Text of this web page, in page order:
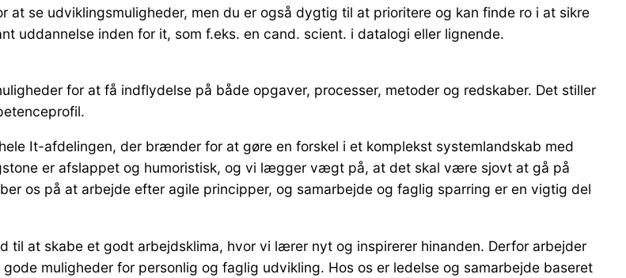
se udviklingsmuligheder, men du er også dygtig til at prioritere og kan finde ro i at sikre
uddannelse inden for it, som f.eks. en cand. scient. i datalogi eller lignende.
for at få indflydelse på både opgaver, processer, metoder og redskaber. Det stiller
It-afdelingen, der brænder for at gøre en forskel i et komplekst systemlandskab med
er afslappet og humoristisk, og vi lægger vægt på, at det skal være sjovt at gå på
os på at arbejde efter agile prin­cipper, og samarbejde og faglig sparring er en vigtig del
at skabe et godt arbejdsklima, hvor vi lærer nyt og inspirerer hinanden. Derfor arbejder
muligheder for personlig og faglig udvikling. Hos os er ledelse og samarbejde baseret